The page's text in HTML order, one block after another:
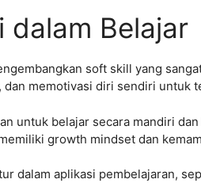
dalam Belajar
soft skill yang
memotivasi diri sendiri untuk
untuk belajar secara mandiri
growth mindset dan
dalam aplikasi pembelajaran,